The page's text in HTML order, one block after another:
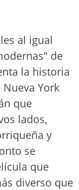
al igual
de
la historia
York
que
lados,
y
se
que
diverso que